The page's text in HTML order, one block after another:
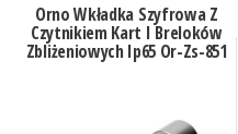
Orno Wkładka Szyfrowa Z
Czytnikiem Kart I Breloków
Zbliżeniowych Ip65 Or-Zs-851